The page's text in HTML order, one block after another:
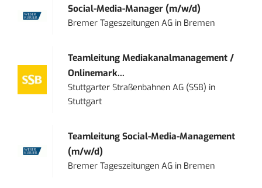
Social-Media-Manager (m/w/d)
Bremer Tageszeitungen AG in Bremen
Teamleitung Mediakanalmanagement /
Onlinemark...
Stuttgarter Straßenbahnen AG (SSB) in
Stuttgart
Teamleitung Social-Media-Management
(m/w/d)
Bremer Tageszeitungen AG in Bremen